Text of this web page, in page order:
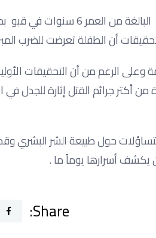
يوما ما بمدينة كولورادو عام 1996 تم العثور على جثة
أن الطفلة تعرضت للضرب
وعلى الرغم من أن التحقيقات
أكثر جرائم القتل إثارة للجدل في
حول طبيعة الشر البشري
يكشف أسرارها يوماً ما .
Share: